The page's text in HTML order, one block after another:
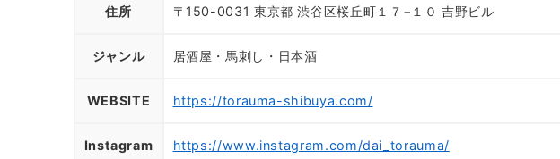
住所 〒150-0031 東京都 渋谷区桜丘町１７−１０ 吉野ビル
ジャンル 居酒屋・馬刺し・日本酒
WEBSITE https://torauma-shibuya.com/
Instagram https://www.instagram.com/dai_torauma/